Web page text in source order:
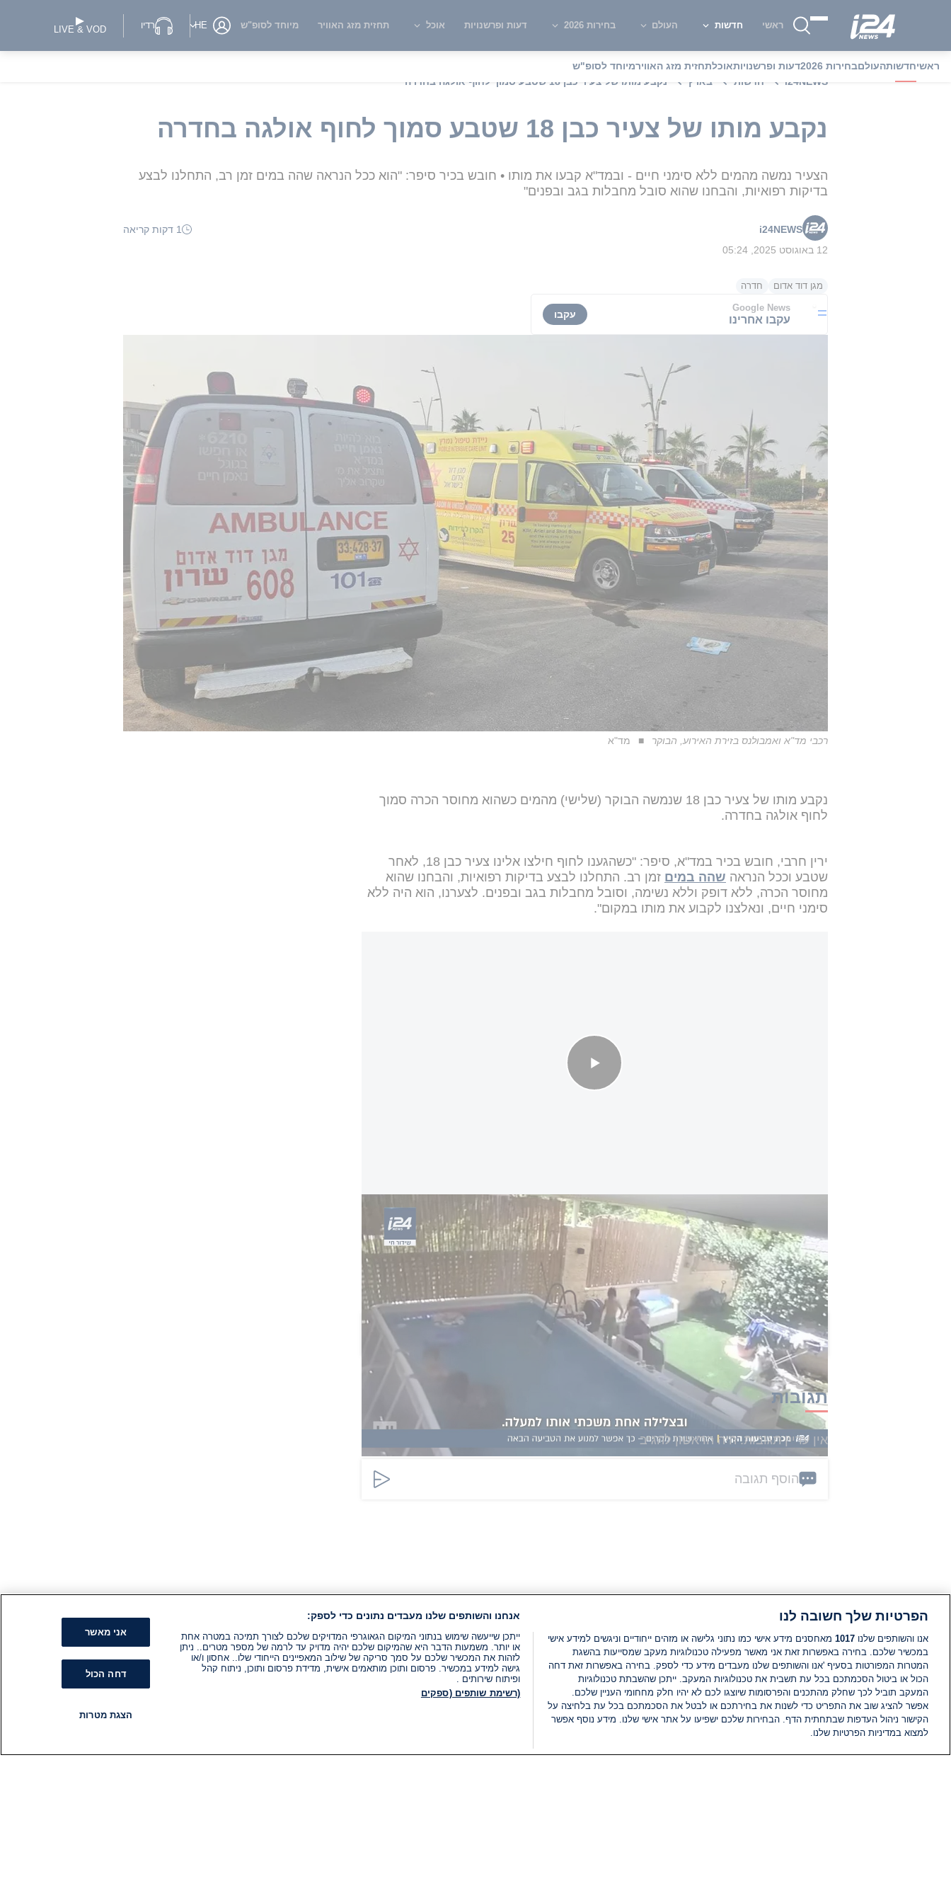
ראשי חדשות העולם בחירות 2026 דעות ופרשנויות אוכל תחזית מזג האוויר מיוחד לסופ"ש HE רדיו LIVE & VOD
ראשיחדשותהעולםבחירות 2026 דעות ופרשנויותאוכלתחזית מזג האווירמיוחד לסופ"ש
i24NEWS
חדשות בארץ נקבע מותו של צעיר כבן 18 שטבע סמוך לחוף אולגה בחדרה
נקבע מותו של צעיר כבן 18 שטבע סמוך לחוף אולגה בחדרה
הצעיר נמשה מהמים ללא סימני חיים - ובמד"א קבעו את מותו • חובש בכיר סיפר: "הוא ככל הנראה שהה במים זמן רב, התחלנו לבצע
בדיקות רפואיות, והבחנו שהוא סובל מחבלות בגב ובפנים"
i24NEWS
1 דקות קריאה
12 באוגוסט 2025, 05:24
מגן דוד אדום חדרה
Google News
עקבו אחרינו עקבו
רכבי מד"א ואמבולנס בזירת האירוע, הבוקר מד"א
נקבע מותו של צעיר כבן 18 שנמשה הבוקר (שלישי) מהמים כשהוא מחוסר הכרה סמוך
לחוף אולגה בחדרה.
ירין חרבי, חובש בכיר במד"א, סיפר: "כשהגענו לחוף חילצו אלינו צעיר כבן 18, לאחר
שטבע וככל הנראה שהה במים זמן רב. התחלנו לבצע בדיקות רפואיות, והבחנו שהוא
מחוסר הכרה, ללא דופק וללא נשימה, וסובל מחבלות בגב ובפנים. לצערנו, הוא היה ללא
סימני חיים, ונאלצנו לקבוע את מותו במקום".
מכת טביעות בקיץ: אחרי שורת מקרים - כך אפשר למנוע את הטביעה הבאה
אתמול המשטרה הודיעה כי החלה בסריקות בעקבות דיווח של עדי ראיה אחר אדם שעל
פי החשד טבע בחופי חדרה. "החיפושים מתבצעים באמצעות כוחות השיטור הימים כוחות
קרקעיים, צוותי שיט ייעודיים ומסוק משטרתי, בסיוע מתנדבים ויחידות ימיות נוספות",
נמסר.
הכתבה הזו קיבלה 0 תגובות
תגובות
אין עדיין תגובות. היה הראשון להגיב
הוסף תגובה
הפרטיות שלך חשובה לנו
אנו והשותפים שלנו 1017 מאחסנים מידע אישי כמו נתוני גלישה או מזהים ייחודיים וניגשים למידע אישי
במכשיר שלכם. בחירה באפשרות זאת אני מאשר מפעילה טכנולוגיות מעקב שמסייעות בהשגת
המטרות המפורטות בסעיף 'אנו והשותפים שלנו מעבדים מידע כדי לספק. בחירה באפשרות זאת דחה
הכול או ביטול הסכמתכם בכל עת תשבית את טכנולוגיות המעקב. ייתכן שהשבתת טכנולוגיות
המעקב תוביל לכך שחלק מהתכנים והפרסומות שיוצגו לכם לא יהיו חלק מחחומי העניין שלכם.
אפשר להציג שוב את התפריט כדי לשנות את בחירתכם או לבטל את הסכמתכם בכל עת בלחיצה על
הקישור ניהול העדפות שבתחתית הדף. הבחירות שלכם ישפיעו על אתר אישי שלנו. מידע נוסף אפשר
למצוא במדיניות הפרטיות שלנו.
אנחנו והשותפים שלנו מעבדים נתונים כדי לספק:
ייתכן שייעשה שימוש בנתוני המיקום הגאוגרפי המדויקים שלכם לצורך תמיכה במטרה אחת
או יותר. משמעות הדבר היא שהמיקום שלכם יהיה מדויק עד לרמה של מספר מטרים.. ניתן
לזהות את המכשיר שלכם על סמך סריקה של שילוב המאפיינים הייחודי שלו.. אחסון ו/או
גישה למידע במכשיר. פרסום ותוכן מותאמים אישית, מדידת פרסום ותוכן, ניתוח קהל
ופיתוח שירותים .
(רשימת שותפים (ספקים
אני מאשר
דחה הכול
הצגת מטרות